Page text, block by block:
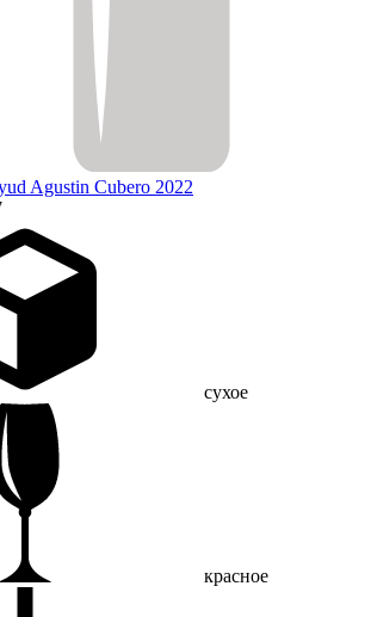
Agustin Cubero 2022
сухое
красное